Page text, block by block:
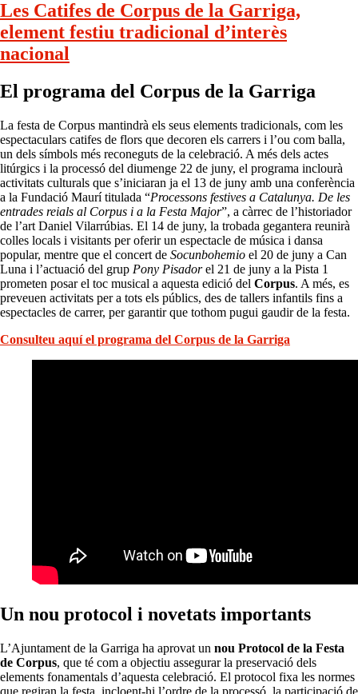
Les Catifes de Corpus de la Garriga,
element festiu tradicional d’interès
nacional
El programa del Corpus de la Garriga
La festa de Corpus mantindrà els seus elements tradicionals, com les
espectaculars catifes de flors que decoren els carrers i l’ou com balla,
un dels símbols més reconeguts de la celebració. A més dels actes
litúrgics i la processó del diumenge 22 de juny, el programa inclourà
activitats culturals que s’iniciaran ja el 13 de juny amb una conferència
a la Fundació Maurí titulada “Processons festives a Catalunya. De les
entrades reials al Corpus i a la Festa Major”, a càrrec de l’historiador
de l’art Daniel Vilarrúbias. El 14 de juny, la trobada gegantera reunirà
colles locals i visitants per oferir un espectacle de música i dansa
popular, mentre que el concert de Socunbohemio el 20 de juny a Can
Luna i l’actuació del grup Pony Pisadorel 21 de juny a la Pista 1
prometen posar el toc musical a aquesta edició del Corpus. A més, es
preveuen activitats per a tots els públics, des de tallers infantils fins a
espectacles de carrer, per garantir que tothom pugui gaudir de la festa.
Consulteu aquí el programa del Corpus de la Garriga
Un nou protocol i novetats importants
L’Ajuntament de la Garriga ha aprovat un nou Protocol de la Festa
de Corpus, que té com a objectiu assegurar la preservació dels
elements fonamentals d’aquesta celebració. El protocol fixa les normes
que regiran la festa, incloent-hi l’ordre de la processó, la participació de